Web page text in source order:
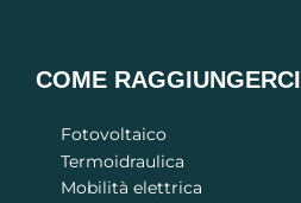
COME RAGGIUNGERCI
Fotovoltaico
Termoidraulica
Mobilità elettrica